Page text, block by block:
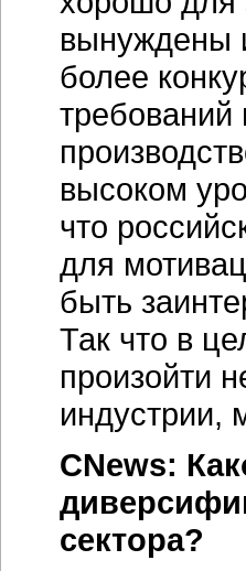
вынуждены
более
требований
высоком
что
для
быть
Так что в
произойти
индустрии,
CNews:
сектора?